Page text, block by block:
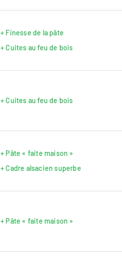
+ Finesse de la pâte
+ Cuites au feu de bois
+ Cuites au feu de bois
+ Pâte « faite maison »
+ Cadre alsacien superbe
+ Pâte « faite maison »